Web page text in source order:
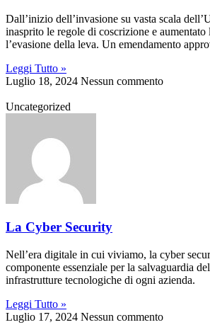
Dall’inizio dell’invasione su vasta scala
inasprito le regole di coscrizione e aumentato
l’evasione della leva. Un emendamento
Leggi Tutto »
Luglio 18, 2024 Nessun commento
Uncategorized
La Cyber Security
Nell’era digitale in cui viviamo, la cyber
componente essenziale per la salvaguardia
infrastrutture tecnologiche di ogni azienda.
Leggi Tutto »
Luglio 17, 2024 Nessun commento